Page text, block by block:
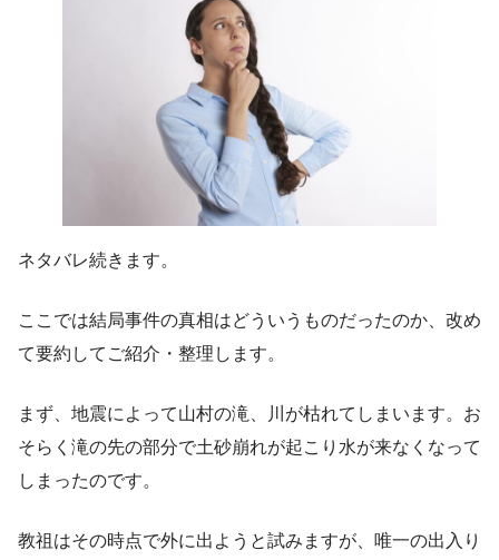
ネタバレ続きます。
ここでは結局事件の真相はどういうものだったのか、改め
て要約してご紹介・整理します。
まず、地震によって山村の滝、川が枯れてしまいます。お
そらく滝の先の部分で土砂崩れが起こり水が来なくなって
しまったのです。
教祖はその時点で外に出ようと試みますが、唯一の出入り